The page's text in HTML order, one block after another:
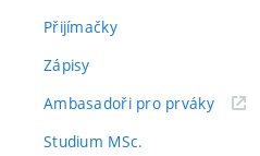
Přijímačky
Zápisy
Ambasadoři pro prváky(externí
Studium MSc.